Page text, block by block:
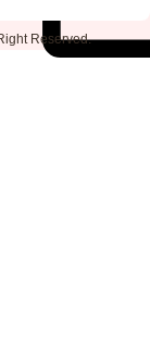
Reserved.